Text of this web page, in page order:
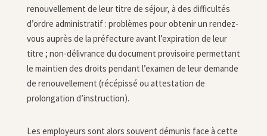
renouvellement de leur titre de séjour, à des difficultés
d’ordre administratif : problèmes pour obtenir un rendez-
vous auprès de la préfecture avant l’expiration de leur
titre ; non-délivrance du document provisoire permettant
le maintien des droits pendant l’examen de leur demande
de renouvellement (récépissé ou attestation de
prolongation d’instruction).
Les employeurs sont alors souvent démunis face à cette